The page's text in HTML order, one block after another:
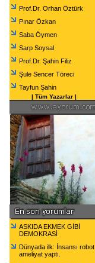
Prof.Dr. Orhan Öztürk
Pınar Özkan
Saba Öymen
Sarp Soysal
Prof.Dr. Şahin Filiz
Şule Sencer Töreci
Tayfun Şahin
| Tüm Yazarlar |
ASKIDA EKMEK GİBİ
DEMOKRASİ
Dünyada ilk: İnsansı robot
ameliyat yaptı.